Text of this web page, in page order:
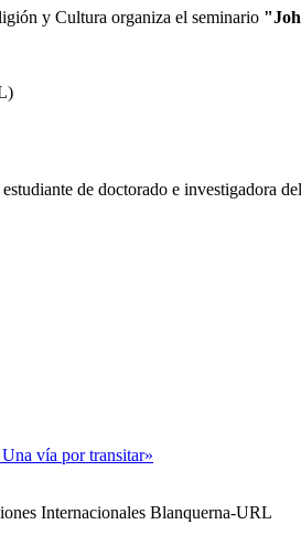
y Cultura organiza el seminario
estudiante de doctorado e investigadora
vía por transitar»
Internacionales Blanquerna-URL